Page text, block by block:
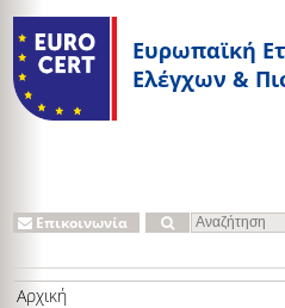
Ευρωπαϊκή
Ελέγχων &
Επικοινωνία
Αρχική